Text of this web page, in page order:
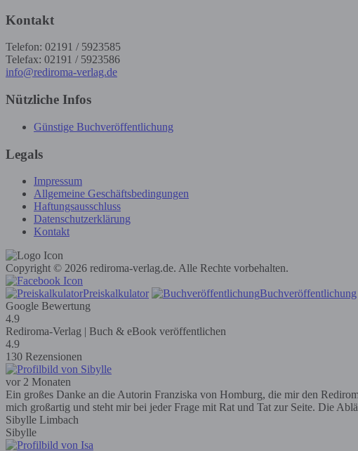
Kontakt
Telefon: 02191 / 5923585
Telefax: 02191 / 5923586
info@rediroma-verlag.de
Nützliche Infos
Günstige Buchveröffentlichung
Legals
Impressum
Allgemeine Geschäftsbedingungen
Haftungsausschluss
Datenschutzerklärung
Kontakt
Copyright © 2026 rediroma-verlag.de. Alle Rechte vorbehalten.
Preiskalkulator
Buchveröffentlichung
Google Bewertung
4.9
Rediroma-Verlag | Buch & eBook veröffentlichen
4.9
130 Rezensionen
vor 2 Monaten
Ein großes Danke an die Autorin Franziska von Homburg, die mir den
mich großartig und steht mir bei jeder Frage mit Rat und Tat zur Seite. Die
Sibylle Limbach
Sibylle